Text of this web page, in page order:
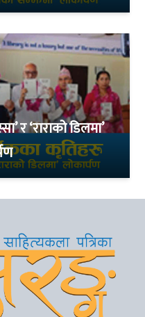
र ‘राराको डिलमा’